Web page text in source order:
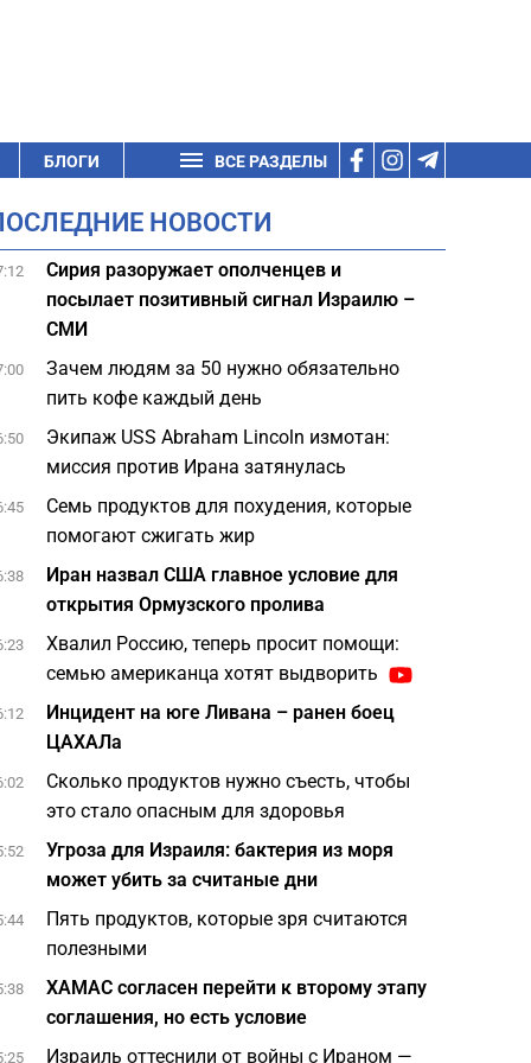
БЛОГИ ВСЕ РАЗДЕЛЫ
НОВОСТИ
Сирия разоружает ополченцев и
посылает позитивный сигнал Израилю –
СМИ
Зачем людям за 50 нужно обязательно
пить кофе каждый день
Экипаж USS Abraham Lincoln измотан:
миссия против Ирана затянулась
Семь продуктов для похудения, которые
помогают сжигать жир
Иран назвал США главное условие для
открытия Ормузского пролива
Хвалил Россию, теперь просит помощи:
семью американца хотят выдворить
Инцидент на юге Ливана – ранен боец
ЦАХАЛа
Сколько продуктов нужно съесть, чтобы
это стало опасным для здоровья
Угроза для Израиля: бактерия из моря
может убить за считаные дни
Пять продуктов, которые зря считаются
полезными
ХАМАС согласен перейти к второму этапу
соглашения, но есть условие
Израиль оттеснили от войны с Ираном —